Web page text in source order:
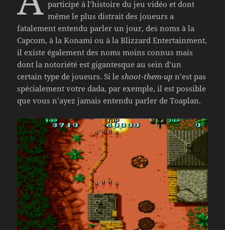
participé à l’histoire du jeu vidéo et dont
même le plus distrait des joueurs a
fatalement entendu parler un jour, des noms à la
Capcom, à la Konami ou à la Blizzard Entertainment,
il existe également des noms moins connus mais
dont la notoriété est gigantesque au sein d’un
certain type de joueurs. Si leshoot-them-up n’est pas
spécialement votre dada, par exemple, il est possible
que vous n’ayez jamais entendu parler de Toaplan.